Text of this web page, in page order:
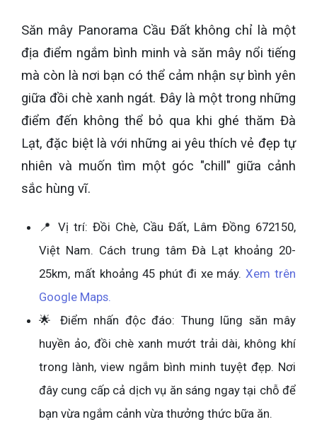
Săn mây Panorama Cầu Đất không chỉ là một
địa điểm ngắm bình minh và săn mây nổi tiếng
mà còn là nơi bạn có thể cảm nhận sự bình yên
giữa đồi chè xanh ngát. Đây là một trong những
điểm đến không thể bỏ qua khi ghé thăm Đà
Lạt, đặc biệt là với những ai yêu thích vẻ đẹp tự
nhiên và muốn tìm một góc "chill" giữa cảnh
sắc hùng vĩ.
📍 Vị trí: Đồi Chè, Cầu Đất, Lâm Đồng 672150,
Việt Nam. Cách trung tâm Đà Lạt khoảng 20-
25km, mất khoảng 45 phút đi xe máy.Xem trên
Google Maps.
🌟 Điểm nhấn độc đáo: Thung lũng săn mây
huyền ảo, đồi chè xanh mướt trải dài, không khí
trong lành, view ngắm bình minh tuyệt đẹp. Nơi
đây cung cấp cả dịch vụ ăn sáng ngay tại chỗ để
bạn vừa ngắm cảnh vừa thưởng thức bữa ăn.